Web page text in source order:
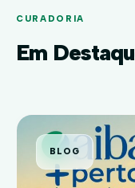
CURADORIA
Em
BLOG